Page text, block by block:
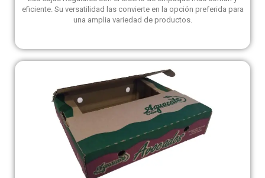
eficiente. Su versatilidad las convierte en la opción preferida para
una amplia variedad de productos.